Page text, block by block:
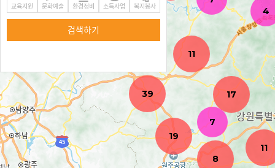
교육지원 문화예술 환경정비 소득사업 복지봉사
검색하기
74
39 17
11
11
8
19
7
4